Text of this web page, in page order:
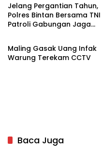
Jelang Pergantian Tahun,
Polres Bintan Bersama TNI
Patroli Gabungan Jaga
Zona Kepri
Maling Gasak Uang Infak
Warung Terekam CCTV
Baca Juga